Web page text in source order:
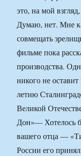
это, на мой
Думаю, нет. Мне
совмещать
фильме пока
производства.
никого не
летию
Великой
Дон»— Хотелось
вашего отца —
России его